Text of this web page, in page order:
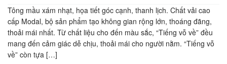
Tông mầu xám nhạt, họa tiết góc cạnh, thanh lịch. Chất vải cao
cấp Modal, bộ sản phẩm tạo không gian rộng lớn, thoáng đãng,
thoải mái nhất. Từ chất liệu cho đến màu sắc, “Tiếng vỗ về” đều
mang đến cảm giác dễ chịu, thoải mái cho người nằm. “Tiếng vỗ
về” còn tựa […]